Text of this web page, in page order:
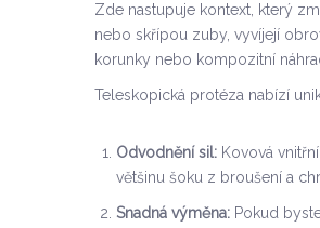
Zde nastupuje kontext, který
nebo skřípou zuby, vyvíjejí
korunky nebo kompozitní
Teleskopická protéza nabízí
Odvodnění sil: Kovová
většinu šoku z broušení a
Snadná výměna: Pokud